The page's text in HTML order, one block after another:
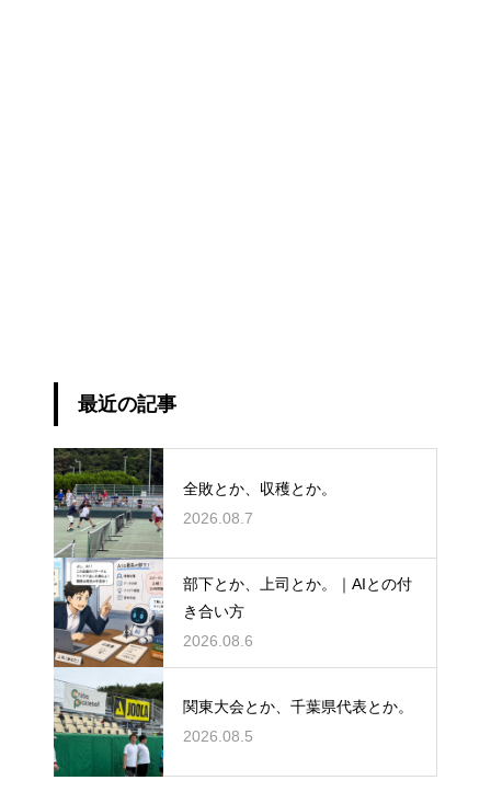
最近の記事
全敗とか、収穫とか。
2026.08.7
部下とか、上司とか。｜AIとの付
き合い方
2026.08.6
関東大会とか、千葉県代表とか。
2026.08.5